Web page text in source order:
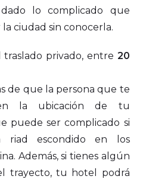
lo complicado que
ciudad sin conocerla.
traslado privado, entre 20
de que la persona que te
la ubicación de tu
puede ser complicado si
escondido en los
Además, si tienes algún
trayecto, tu hotel podrá